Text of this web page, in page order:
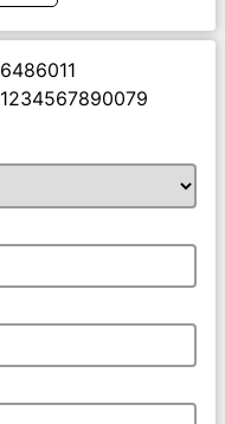
6486011
1234567890079